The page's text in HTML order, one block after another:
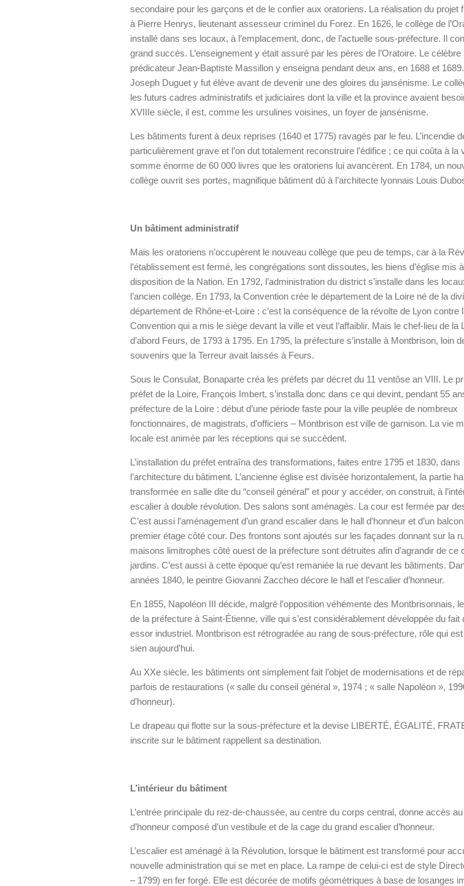
secondaire pour les garçons et de le confier aux oratoriens. La réalisation du projet
à Pierre Henrys, lieutenant assesseur criminel du Forez. En 1626, le collège de
installé dans ses locaux, à l’emplacement, donc, de l’actuelle sous-préfecture. Il
grand succès. L’enseignement y était assuré par les pères de l’Oratoire. Le célèbre
prédicateur Jean-Baptiste Massillon y enseigna pendant deux ans, en 1688 et
Joseph Duguet y fut élève avant de devenir une des gloires du jansénisme. Le
les futurs cadres administratifs et judiciaires dont la ville et la province avaient
XVIIIe siècle, il est, comme les ursulines voisines, un foyer de jansénisme.
Les bâtiments furent à deux reprises (1640 et 1775) ravagés par le feu. L’incendie
particulièrement grave et l’on dut totalement reconstruire l’édifice ; ce qui coûta à la
somme énorme de 60 000 livres que les oratoriens lui avancèrent. En 1784, un
collège ouvrit ses portes, magnifique bâtiment dû à l’architecte lyonnais Louis
Un bâtiment administratif
Mais les oratoriens n’occupèrent le nouveau collège que peu de temps, car à la
l’établissement est fermé, les congrégations sont dissoutes, les biens d’église mis
disposition de la Nation. En 1792, l’administration du district s’installe dans les
l’ancien collège. En 1793, la Convention crée le département de la Loire né de la
département de Rhône-et-Loire : c’est la conséquence de la révolte de Lyon contre
Convention qui a mis le siège devant la ville et veut l’affaiblir. Mais le chef-lieu de la
d’abord Feurs, de 1793 à 1795. En 1795, la préfecture s’installe à Montbrison, loin
souvenirs que la Terreur avait laissés à Feurs.
Sous le Consulat, Bonaparte créa les préfets par décret du 11 ventôse an VIII. Le
préfet de la Loire, François Imbert, s’installa donc dans ce qui devint, pendant 55
préfecture de la Loire : début d’une période faste pour la ville peuplée de nombreux
fonctionnaires, de magistrats, d’officiers – Montbrison est ville de garnison. La vie
locale est animée par les réceptions qui se succèdent.
L’installation du préfet entraîna des transformations, faites entre 1795 et 1830, dans
l’architecture du bâtiment. L’ancienne église est divisée horizontalement, la partie
transformée en salle dite du “conseil général” et pour y accéder, on construit, à
escalier à double révolution. Des salons sont aménagés. La cour est fermée par
C’est aussi l’aménagement d’un grand escalier dans le hall d’honneur et d’un
premier étage côté cour. Des frontons sont ajoutés sur les façades donnant sur la
maisons limitrophes côté ouest de la préfecture sont détruites afin d’agrandir de ce
jardins. C’est aussi à cette époque qu’est remaniée la rue devant les bâtiments.
années 1840, le peintre Giovanni Zaccheo décore le hall et l’escalier d’honneur.
En 1855, Napoléon III décide, malgré l’opposition véhémente des Montbrisonnais,
de la préfecture à Saint-Étienne, ville qui s’est considérablement développée du fait
essor industriel. Montbrison est rétrogradée au rang de sous-préfecture, rôle qui
sien aujourd’hui.
Au XXe siècle, les bâtiments ont simplement fait l’objet de modernisations et de
parfois de restaurations (« salle du conseil général », 1974 ; « salle Napoléon »,
d’honneur).
Le drapeau qui flotte sur la sous-préfecture et la devise LIBERTÉ, ÉGALITÉ,
inscrite sur le bâtiment rappellent sa destination.
L’intérieur du bâtiment
L’entrée principale du rez-de-chaussée, au centre du corps central, donne accès
d’honneur composé d’un vestibule et de la cage du grand escalier d’honneur.
L’escalier est aménagé à la Révolution, lorsque le bâtiment est transformé pour
nouvelle administration qui se met en place. La rampe de celui-ci est de style
– 1799) en fer forgé. Elle est décorée de motifs géométriques à base de losanges